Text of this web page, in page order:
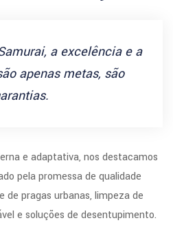
a excelência e a
apenas metas, são
e adaptativa, nos destacamos
pela promessa de qualidade
de pragas urbanas, limpeza de
e soluções de desentupimento.